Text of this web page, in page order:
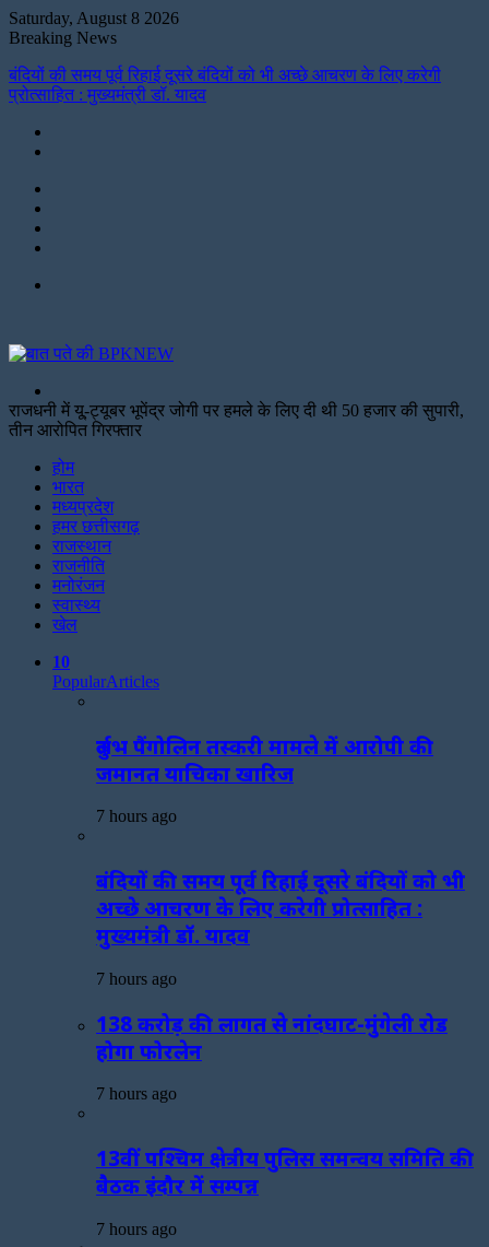
Saturday, August 8 2026
Breaking News
बंदियों की समय पूर्व रिहाई दूसरे बंदियों को भी अच्छे आचरण के लिए करेगी
प्रोत्साहित : मुख्यमंत्री डॉ. यादव
for
राजधनी में यू्-ट्यूबर भूपेंद्र जोगी पर हमले के लिए दी थी 50 हजार की सुपारी,
तीन आरोपित गिरफ्तार
होम
भारत
मध्यप्रदेश
हमर छत्तीसगढ़
राजस्थान
राजनीति
मनोरंजन
स्वास्थ्य
खेल
10
PopularArticles
दुर्लभ पैंगोलिन तस्करी मामले में आरोपी की
जमानत याचिका खारिज
7 hours ago
बंदियों की समय पूर्व रिहाई दूसरे बंदियों को भी
अच्छे आचरण के लिए करेगी प्रोत्साहित :
मुख्यमंत्री डॉ. यादव
7 hours ago
138 करोड़ की लागत से नांदघाट-मुंगेली रोड
होगा फोरलेन
7 hours ago
13वीं पश्चिम क्षेत्रीय पुलिस समन्वय समिति की
बैठक इंदौर में सम्पन्न
7 hours ago